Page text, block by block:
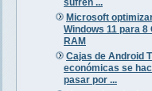
Microsoft
Windows 11 para 8
RAM
Cajas de Android
económicas se
pasar por ...